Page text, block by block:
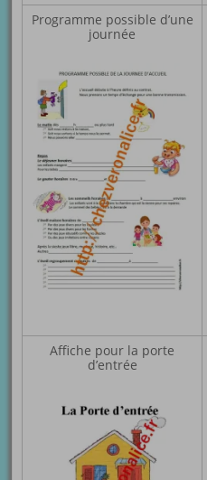
Programme possible d’une
journée
Affiche pour la porte
d’entrée